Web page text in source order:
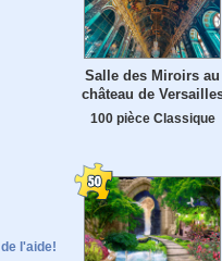
l'aide!
Salle des Miroirs au
château de
100 pièce Classique